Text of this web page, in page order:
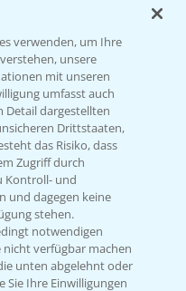
1
verwenden, um Ihre
unsere
mit unseren
umfasst auch
Detail dargestellten
Drittstaaten,
das Risiko, dass
Zugriff durch
Kontroll- und
und dagegen keine
stehen.
notwendigen
nicht verfügbar machen
unten abgelehnt oder
Ihre Einwilligungen